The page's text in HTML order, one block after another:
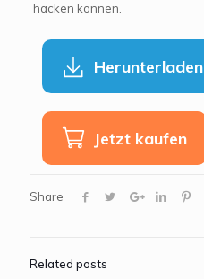
hacken können.
Herunterladen
Jetzt kaufen
Share
Related posts